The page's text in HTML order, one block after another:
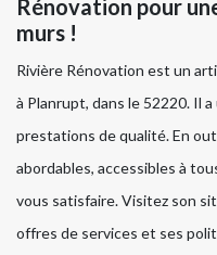
Rénovation pour
murs !
Rivière Rénovation est un
à Planrupt, dans le 52220. Il
prestations de qualité. En
abordables, accessibles à
vous satisfaire. Visitez son
offres de services et ses